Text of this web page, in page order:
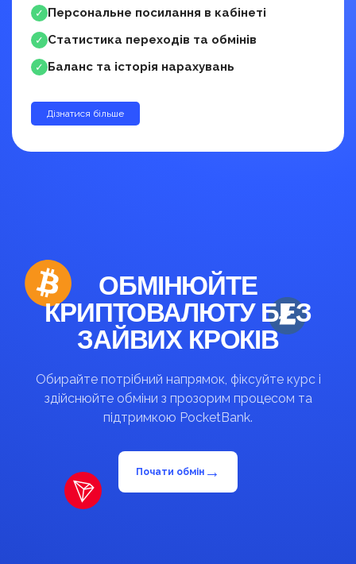
✓ Персональне посилання в кабінеті
✓ Статистика переходів та обмінів
✓ Баланс та історія нарахувань
Дізнатися більше
ОБМІНЮЙТЕ
КРИПТОВАЛЮТУ БЕЗ
ЗАЙВИХ КРОКІВ
Обирайте потрібний напрямок, фіксуйте курс і
здійснюйте обміни з прозорим процесом та
підтримкою PocketBank.
Почати обмін →